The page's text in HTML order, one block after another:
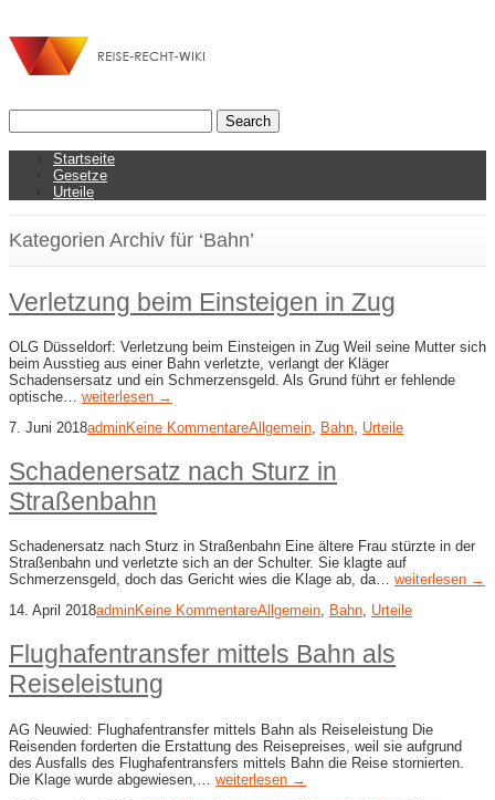
Startseite
Gesetze
Urteile
Kategorien Archiv für ‘Bahn’
Verletzung beim Einsteigen in Zug
OLG Düsseldorf: Verletzung beim Einsteigen in Zug Weil seine Mutter sich
beim Ausstieg aus einer Bahn verletzte, verlangt der Kläger
Schadensersatz und ein Schmerzensgeld. Als Grund führt er fehlende
optische… weiterlesen →
7. Juni 2018adminKeine KommentareAllgemein, Bahn, Urteile
Schadenersatz nach Sturz in
Straßenbahn
Schadenersatz nach Sturz in Straßenbahn Eine ältere Frau stürzte in der
Straßenbahn und verletzte sich an der Schulter. Sie klagte auf
Schmerzensgeld, doch das Gericht wies die Klage ab, da… weiterlesen →
14. April 2018adminKeine KommentareAllgemein, Bahn, Urteile
Flughafentransfer mittels Bahn als
Reiseleistung
AG Neuwied: Flughafentransfer mittels Bahn als Reiseleistung Die
Reisenden forderten die Erstattung des Reisepreises, weil sie aufgrund
des Ausfalls des Flughafentransfers mittels Bahn die Reise stornierten.
Die Klage wurde abgewiesen,… weiterlesen →